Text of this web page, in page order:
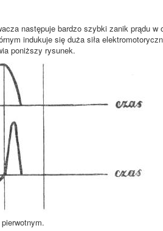
następuje bardzo szybki zanik prądu w
indukuje się duża siła
poniższy rysunek.